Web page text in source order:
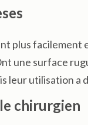
plus facilement
une surface
leur utilisation a
chirurgien